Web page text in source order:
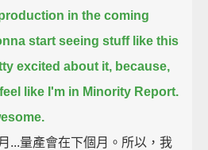
in the coming
start seeing stuff like this
excited about it, because,
like I'm in Minority Report.
...量產會在下個月。所以，我